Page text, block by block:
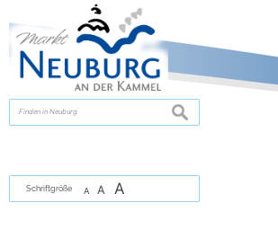
zur Navigationoder
suchen
Schriftgröße A A A